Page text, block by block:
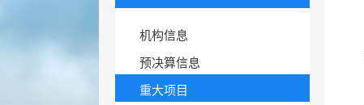
机构信息
预决算信息
重大项目